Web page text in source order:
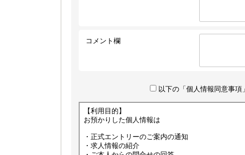
コメント欄
以下の「個人情報同意事